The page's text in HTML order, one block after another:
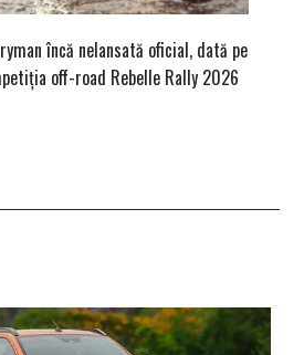
încă nelansată oficial, dată pe
off-road Rebelle Rally 2026